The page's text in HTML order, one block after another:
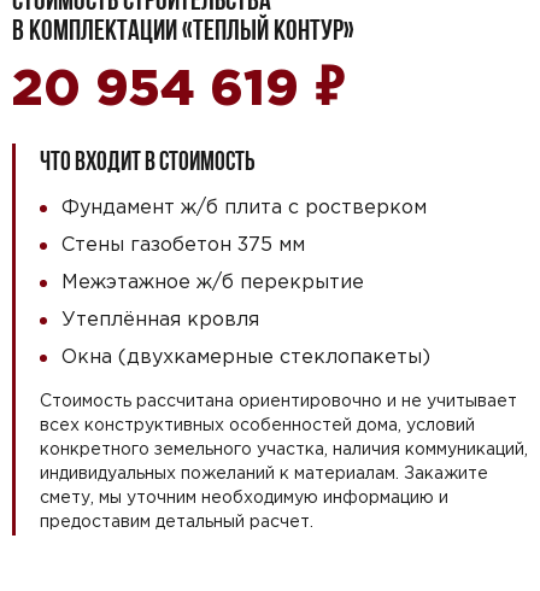
В КОМПЛЕКТАЦИИ «ТЕПЛЫЙ КОНТУР»
20 954 619 ₽
ЧТО ВХОДИТ В СТОИМОСТЬ
Фундамент ж/б плита с ростверком
Стены газобетон 375 мм
Межэтажное ж/б перекрытие
Утеплённая кровля
Окна (двухкамерные стеклопакеты)
Стоимость рассчитана ориентировочно и не учитывает
всех конструктивных особенностей дома, условий
конкретного земельного участка, наличия коммуникаций,
индивидуальных пожеланий к материалам. Закажите
смету, мы уточним необходимую информацию и
предоставим детальный расчет.